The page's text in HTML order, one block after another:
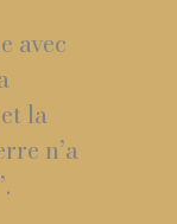
avec
la
n’a